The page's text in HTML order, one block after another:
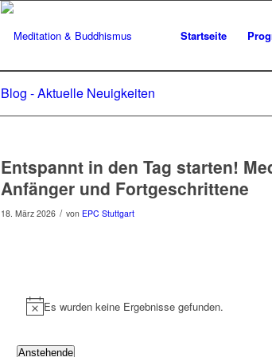
Startseite
Blog - Aktuelle Neuigkeiten
Entspannt in den Tag starten!
Anfänger und Fortgeschrittene
18. März 2026 / von EPC Stuttgart
Veranstaltungen
HinweisEs wurden keine Ergebnisse gefunden.
Anstehende